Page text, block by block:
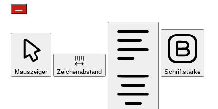
Mauszeiger Zeichenabstand Schriftstärke